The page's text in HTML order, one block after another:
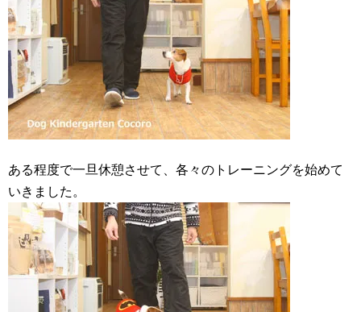
ある程度で一旦休憩させて、各々のトレーニングを始めて
いきました。